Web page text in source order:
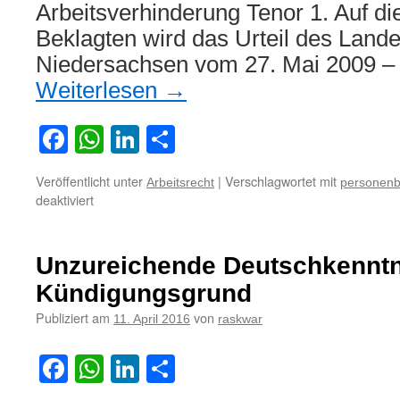
Arbeitsverhinderung Tenor 1. Auf
Beklagten wird das Urteil des
Niedersachsen vom 27. Mai 2009
Weiterlesen →
Facebook
WhatsApp
LinkedIn
Veröffentlicht unter Arbeitsrecht | Verschlagwortet mit
deaktiviertfür
Voraussetzungen
einer
Kündigung
wegen
haftbedingter
Unzureichende
Kündigungsgrund
Publiziert am 11. April 2016 von raskwar
Facebook
WhatsApp
LinkedIn